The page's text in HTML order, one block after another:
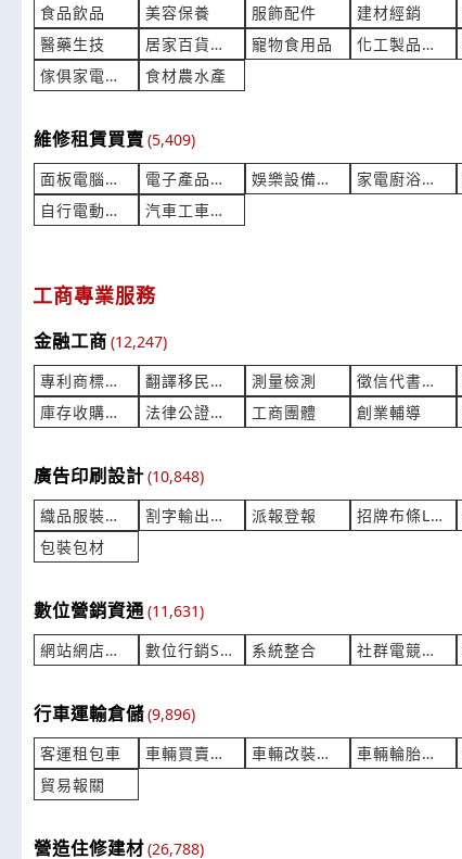
食品飲品
美容保養 服飾配件 建材經銷
醫藥生技
居家百貨家飾 寵物食用品 化工製品油品
傢俱家電衛浴
食材農水產
維修租賃買賣 (5,409)
面板電腦週邊
電子產品維修 娛樂設備租賃 家電廚浴維修買賣
自行電動機車維修買賣
汽車工車維修租賃買賣
工商專業服務
金融工商 (12,247)
專利商標智財
翻譯移民打字 測量檢測 徵信代書催收
庫存收購買賣
法律公證勞資 工商團體 創業輔導
廣告印刷設計(10,848)
織品服裝設計
割字輸出彩繪 派報登報 招牌布條LED
包裝包材
數位營銷資通 (11,631)
網站網店建置
數位行銷SEO 系統整合 社群電競直播
行車運輸倉儲(9,896)
客運租包車
車輛買賣停車 車輛改裝美容 車輛輪胎保修
貿易報關
營造住修建材(26,788)